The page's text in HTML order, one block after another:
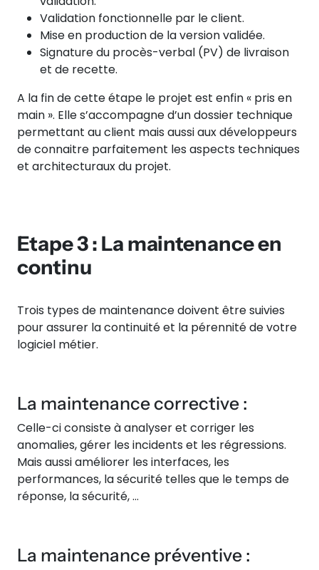
Validation fonctionnelle par le client.
Mise en production de la version validée.
Signature du procès-verbal (PV) de livraison
et de recette.
A la fin de cette étape le projet est enfin « pris en
main ». Elle s’accompagne d’un dossier technique
permettant au client mais aussi aux développeurs
de connaitre parfaitement les aspects techniques
et architecturaux du projet.
Etape 3 : La maintenance en
continu
Trois types de maintenance doivent être suivies
pour assurer la continuité et la pérennité de votre
logiciel métier.
La maintenance corrective :
Celle-ci consiste à analyser et corriger les
anomalies, gérer les incidents et les régressions.
Mais aussi améliorer les interfaces, les
performances, la sécurité telles que le temps de
réponse, la sécurité, …
La maintenance préventive :